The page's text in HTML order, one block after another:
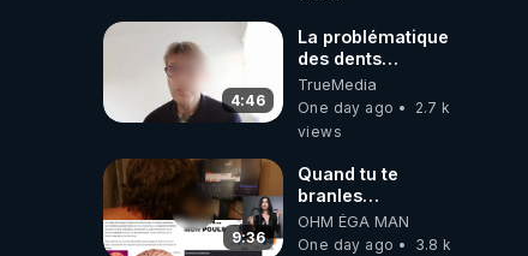
4:46
La problématique
des dents
dévitalisées et
des implants
TrueMedia
One day ago
2.7 k
views
9:36
Quand tu te
branles
bonhomme tu
émets des ondes
OHM ÉGA MAN
One day ago
3.8 k